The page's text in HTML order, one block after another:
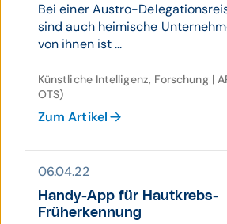
Bei einer Austro-
sind auch heimische
von ihnen ist ...
Künstliche Intelligenz, Forschung |
OTS)
Zum Artikel
06.04.22
Handy-App für Hautkrebs-
Früherkennung